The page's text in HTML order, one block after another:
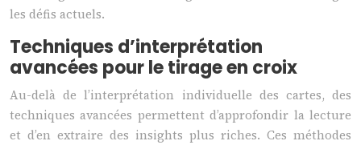
les défis actuels.
Techniques d’interprétation
avancées pour le tirage en croix
Au-delà de l’interprétation individuelle des cartes, des
techniques avancées permettent d’approfondir la lecture
et d’en extraire des insights plus riches. Ces méthodes